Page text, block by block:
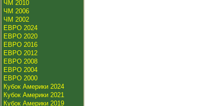
ЧМ 2010
ЧМ 2006
ЧМ 2002
ЕВРО 2024
ЕВРО 2020
ЕВРО 2016
ЕВРО 2012
ЕВРО 2008
ЕВРО 2004
ЕВРО 2000
Кубок Америки 2024
Кубок Америки 2021
Кубок Америки 2019